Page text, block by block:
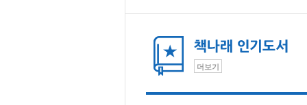
메인컨텐츠
더보기